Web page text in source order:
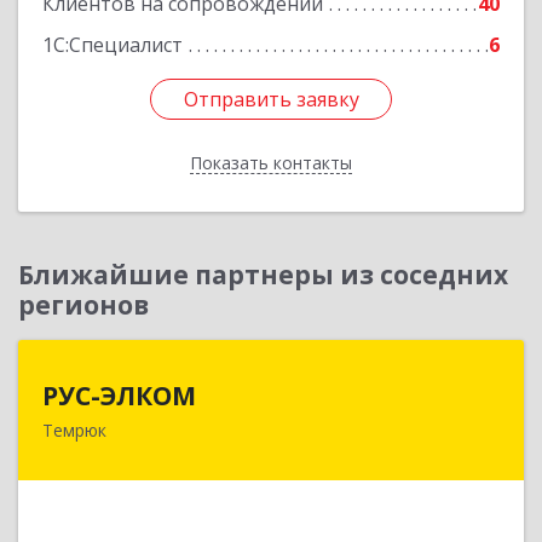
1С:Специалист
6
Отправить заявку
Показать контакты
Отправить заявку
Назад
Ближайшие партнеры из соседних
регионов
РУС-ЭЛКОМ
Темрюк
353500, Краснодарский край, Темрюкский р-н,